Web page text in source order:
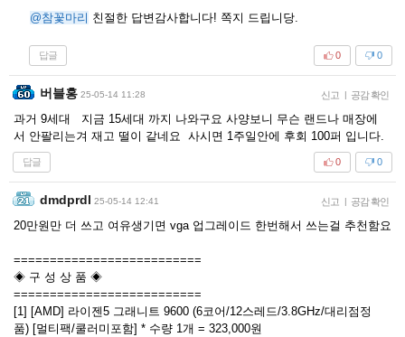
@참꽃마리 친절한 답변감사합니다! 쪽지 드립니당.
답글 0
0
버블홍 25-05-14 11:28 신고 | 공감 확인
과거 9세대 지금 15세대 까지 나와구요 사양보니 무슨 랜드나 매장에
서 안팔리는겨 재고 떨이 같네요 사시면 1주일안에 후회 100퍼 입니다.
답글 0
0
dmdprdl 25-05-14 12:41 신고 | 공감 확인
20만원만 더 쓰고 여유생기면 vga 업그레이드 한번해서 쓰는걸 추천함요
==========================
◈ 구 성 상 품 ◈
==========================
[1] [AMD] 라이젠5 그래니트 9600 (6코어/12스레드/3.8GHz/대리점정
품) [멀티팩/쿨러미포함] * 수량 1개 = 323,000원